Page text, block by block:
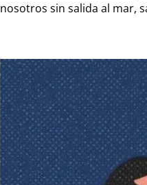
nosotros sin salida al mar,